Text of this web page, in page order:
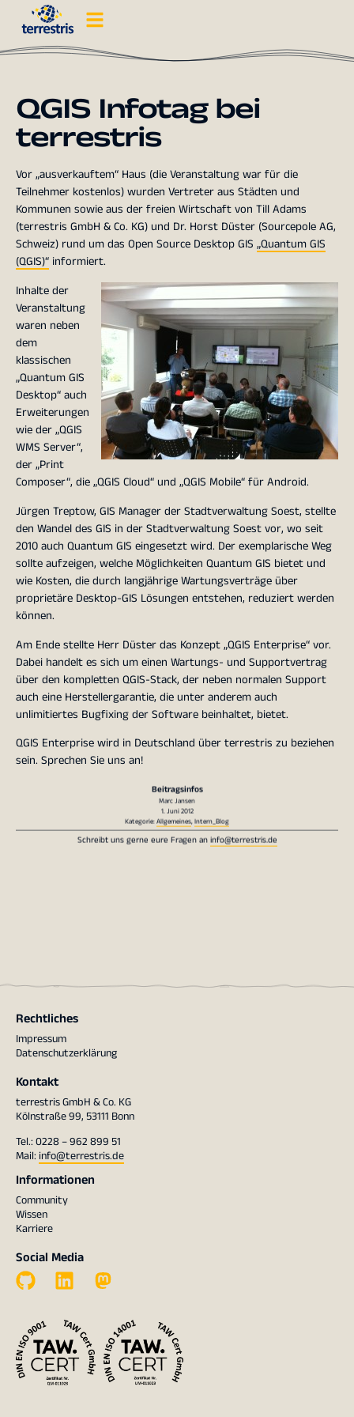
QGIS Infotag bei
terrestris
Vor „ausverkauftem“ Haus (die Veranstaltung war für die
Teilnehmer kostenlos) wurden Vertreter aus Städten und
Kommunen sowie aus der freien Wirtschaft von Till Adams
(terrestris GmbH & Co. KG) und Dr. Horst Düster (Sourcepole AG,
Schweiz) rund um das Open Source Desktop GIS „Quantum GIS
(QGIS)“ informiert.
Inhalte der
Veranstaltung
waren neben
dem
klassischen
„Quantum GIS
Desktop“ auch
Erweiterungen
wie der „QGIS
WMS Server“,
der „Print
Composer“, die „QGIS Cloud“ und „QGIS Mobile“ für Android.
Jürgen Treptow, GIS Manager der Stadtverwaltung Soest, stellte
den Wandel des GIS in der Stadtverwaltung Soest vor, wo seit
2010 auch Quantum GIS eingesetzt wird. Der exemplarische Weg
sollte aufzeigen, welche Möglichkeiten Quantum GIS bietet und
wie Kosten, die durch langjährige Wartungsverträge über
proprietäre Desktop-GIS Lösungen entstehen, reduziert werden
können.
Am Ende stellte Herr Düster das Konzept „QGIS Enterprise“ vor.
Dabei handelt es sich um einen Wartungs- und Supportvertrag
über den kompletten QGIS-Stack, der neben normalen Support
auch eine Herstellergarantie, die unter anderem auch
unlimitiertes Bugfixing der Software beinhaltet, bietet.
QGIS Enterprise wird in Deutschland über terrestris zu beziehen
sein. Sprechen Sie uns an!
Beitragsinfos
Marc Jansen
1. Juni 2012
Kategorie:Allgemeines,Intern_Blog
Schreibt uns gerne eure Fragen aninfo@terrestris.de
Rechtliches
Impressum
Datenschutzerklärung
Kontakt
terrestris GmbH & Co. KG
Kölnstraße 99, 53111 Bonn
Tel.: 0228 – 962 899 51
Mail: info@terrestris.de
Informationen
Community
Wissen
Karriere
Social Media